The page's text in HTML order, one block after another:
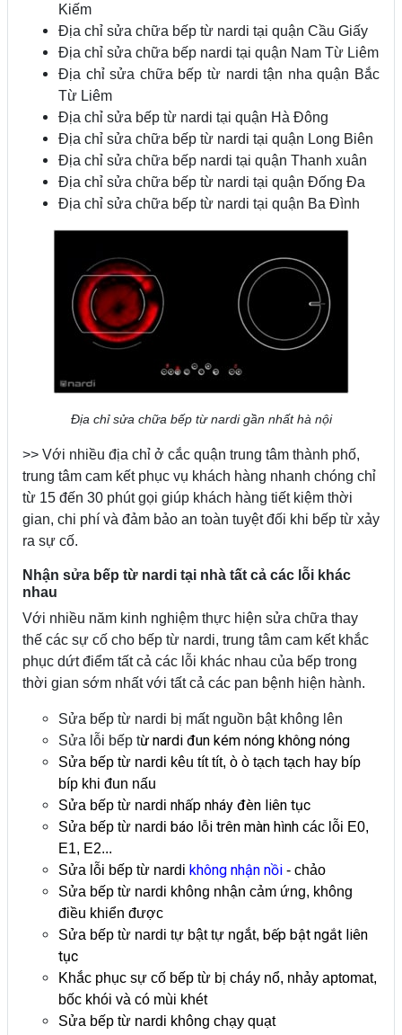
Kiếm
Địa chỉ sửa chữa bếp từ nardi tại quận Cầu Giấy
Địa chỉ sửa chữa bếp nardi tại quận Nam Từ Liêm
Địa chỉ sửa chữa bếp từ nardi tận nha quận Bắc
Từ Liêm
Địa chỉ sửa bếp từ nardi tại quận Hà Đông
Địa chỉ sửa chữa bếp từ nardi tại quận Long Biên
Địa chỉ sửa chữa bếp nardi tại quận Thanh xuân
Địa chỉ sửa chữa bếp từ nardi tại quận Đống Đa
Địa chỉ sửa chữa bếp từ nardi tại quận Ba Đình
Địa chỉ sửa chữa bếp từ nardi gần nhất hà nội
>> Với nhiều địa chỉ ở cắc quận trung tâm thành phố,
trung tâm cam kết phục vụ khách hàng nhanh chóng chỉ
từ 15 đến 30 phút gọi giúp khách hàng tiết kiệm thời
gian, chi phí và đảm bảo an toàn tuyệt đối khi bếp từ xảy
ra sự cố.
Nhận sửa bếp từ nardi tại nhà tất cả các lỗi khác
nhau
Với nhiều năm kinh nghiệm thực hiện sửa chữa thay
thế các sự cố cho bếp từ nardi, trung tâm cam kết khắc
phục dứt điểm tất cả các lỗi khác nhau của bếp trong
thời gian sớm nhất với tất cả các pan bệnh hiện hành.
Sửa bếp từ nardi bị mất nguồn bật không lên
Sửa lỗi bếp từ nardi đun kém nóng không nóng
Sửa bếp từ nardi kêu tít tít, ò ò tạch tạch hay bíp
bíp khi đun nấu
Sửa bếp từ nardi nhấp nháy đèn liên tục
Sửa bếp từ nardi báo lỗi trên màn hình các lỗi E0,
E1, E2...
Sửa lỗi bếp từ nardi không nhận nồi - chảo
Sửa bếp từ nardi không nhận cảm ứng, không
điều khiển được
Sửa bếp từ nardi tự bật tự ngắt, bếp bật ngắt liên
tục
Khắc phục sự cố bếp từ bị cháy nổ, nhảy aptomat,
bốc khói và có mùi khét
Sửa bếp từ nardi không chạy quạt